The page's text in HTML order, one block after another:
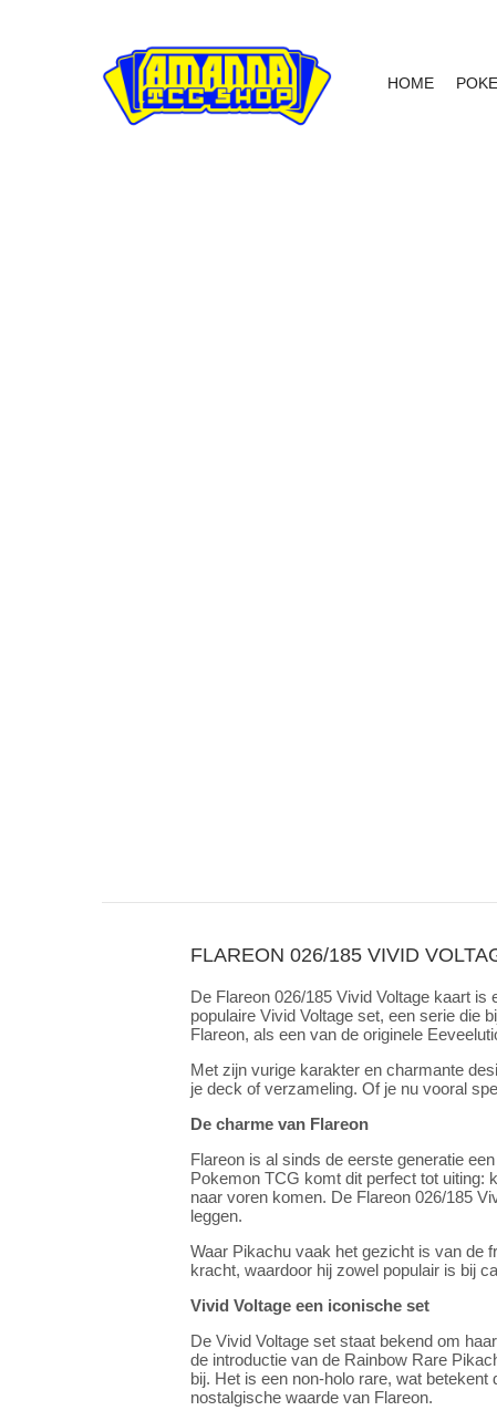
HOME
FLAREON 026/185 VIVID
De Flareon 026/185 Vivid Voltage kaart
populaire Vivid Voltage set, een serie die
Flareon, als een van de originele
Met zijn vurige karakter en charmante
je deck of verzameling. Of je nu vooral
De charme van Flareon
Flareon is al sinds de eerste generatie
Pokemon TCG komt dit perfect tot uiting:
naar voren komen. De Flareon 026/185
leggen.
Waar Pikachu vaak het gezicht is van de
kracht, waardoor hij zowel populair is bij
Vivid Voltage een iconische set
De Vivid Voltage set staat bekend om
de introductie van de Rainbow Rare
bij. Het is een non-holo rare, wat
nostalgische waarde van Flareon.